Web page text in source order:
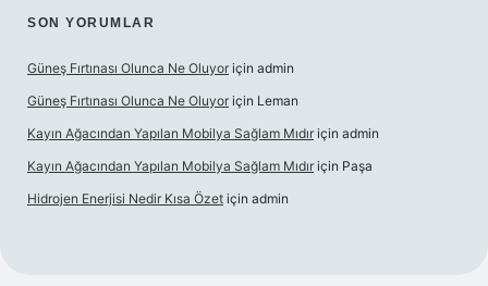
SON YORUMLAR
Güneş Fırtınası Olunca Ne Oluyor için admin
Güneş Fırtınası Olunca Ne Oluyor için Leman
Kayın Ağacından Yapılan Mobilya Sağlam Mıdır için admin
Kayın Ağacından Yapılan Mobilya Sağlam Mıdır için Paşa
Hidrojen Enerjisi Nedir Kısa Özet için admin